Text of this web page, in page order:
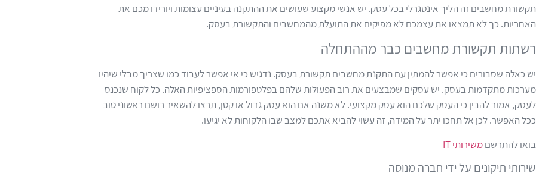
תקשורת מחשבים זה הליך אינטגרלי בכל עסק. יש אנשי מקצוע שעושים את ההתקנה בעיניים עצומות ויורידו מכם את
האחריות. כך לא תמצאו את עצמכם לא מפיקים את התועלת מהמחשבים והתקשורת בעסק.
רשתות תקשורת מחשבים כבר מההתחלה
יש כאלה שסבורים כי אפשר להמתין עם התקנת מחשבים תקשורת בעסק. נדגיש כי אי אפשר לעבוד כמו שצריך מבלי שיהיו
מערכות מתקדמות בעסק. יש עסקים שמבצעים את רוב הפעולות שלהם בפלטפורמות הספציפיות האלה. כל לקוח שנכנס
לעסק, אמור להבין כי העסק שלכם הוא עסק מקצועי. לא משנה אם הוא עסק גדול או קטן, תרצו להשאיר רושם ראשוני טוב
ככל האפשר. לכן אל תחכו יתר על המידה, זה עשוי להביא אתכם למצב שבו הלקוחות לא יגיעו.
בואו להתרשםמשירותי IT
שירותי תיקונים על ידי חברה מנוסה